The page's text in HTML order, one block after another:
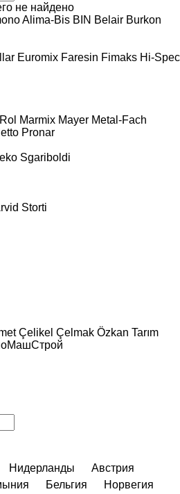
не найдено
Alima-Bis BIN Belair Burkon
Euromix Faresin Fimaks Hi-Spec
Marmix Mayer Metal-Fach
Pronar
Sgariboldi
Storti
Çelikel Çelmak Özkan Tarım
Нидерланды
Австрия
Бельгия
Норвегия